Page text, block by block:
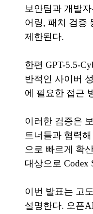
보안팀과 개발
어링, 패치 검증
제한된다.
한편 GPT-5.5-
반적인 사이버
에 필요한 접근
이러한 검증은
트너들과 협력
으로 빠르게 확
대상으로
이번 발표는 고
설명한다. 오픈